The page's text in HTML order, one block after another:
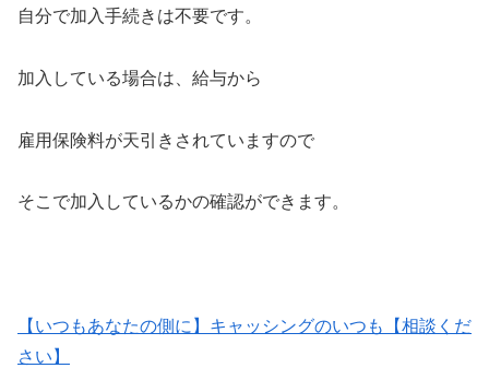
自分で加入手続きは不要です。
加入している場合は、給与から
雇用保険料が天引きされていますので
そこで加入しているかの確認ができます。
【いつもあなたの側に】キャッシングのいつも【相談くだ
さい】